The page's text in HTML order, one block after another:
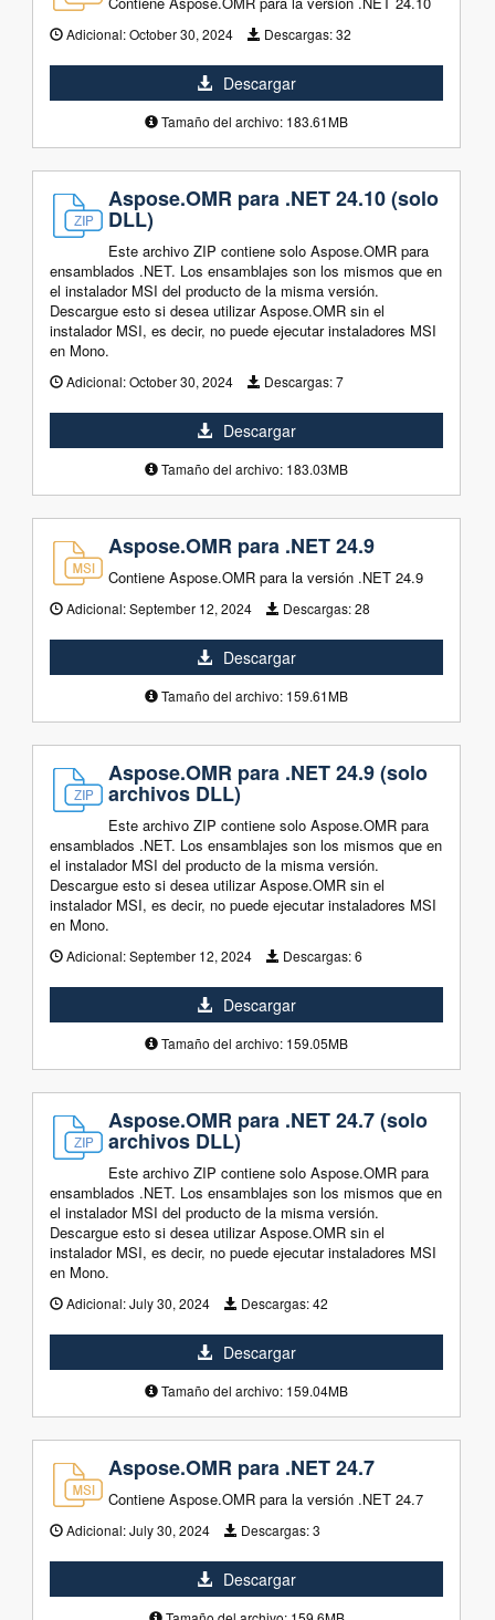
Adicional:October 30, 2024 Descargas:32
Descargar
Tamaño del archivo: 183.61MB
Aspose.OMR para .NET 24.10 (solo
DLL)
Este archivo ZIP contiene solo Aspose.OMR para
ensamblados .NET. Los ensamblajes son los mismos que en
el instalador MSI del producto de la misma versión.
Descargue esto si desea utilizar Aspose.OMR sin el
instalador MSI, es decir, no puede ejecutar instaladores MSI
en Mono.
Adicional:October 30, 2024 Descargas:7
Descargar
Tamaño del archivo: 183.03MB
Aspose.OMR para .NET 24.9
Contiene Aspose.OMR para la versión .NET 24.9
Adicional:September 12, 2024 Descargas:28
Descargar
Tamaño del archivo: 159.61MB
Aspose.OMR para .NET 24.9 (solo
archivos DLL)
Este archivo ZIP contiene solo Aspose.OMR para
ensamblados .NET. Los ensamblajes son los mismos que en
el instalador MSI del producto de la misma versión.
Descargue esto si desea utilizar Aspose.OMR sin el
instalador MSI, es decir, no puede ejecutar instaladores MSI
en Mono.
Adicional:September 12, 2024 Descargas:6
Descargar
Tamaño del archivo: 159.05MB
Aspose.OMR para .NET 24.7 (solo
archivos DLL)
Este archivo ZIP contiene solo Aspose.OMR para
ensamblados .NET. Los ensamblajes son los mismos que en
el instalador MSI del producto de la misma versión.
Descargue esto si desea utilizar Aspose.OMR sin el
instalador MSI, es decir, no puede ejecutar instaladores MSI
en Mono.
Adicional:July 30, 2024 Descargas:42
Descargar
Tamaño del archivo: 159.04MB
Aspose.OMR para .NET 24.7
Contiene Aspose.OMR para la versión .NET 24.7
Adicional:July 30, 2024 Descargas:3
Descargar